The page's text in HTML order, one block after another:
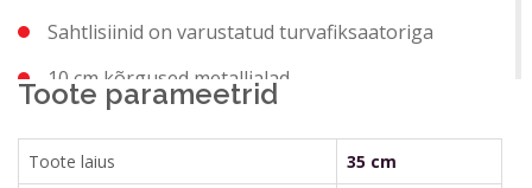
Sahtlisiinid on varustatud turvafiksaatoriga
10 cm kõrgused metalljalad
Toote parameetrid
Toote laius
35 cm